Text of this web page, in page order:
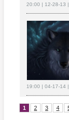
20:00 | 12-28-13 |
19:00 | 04-17-14 |
1 2 3 4